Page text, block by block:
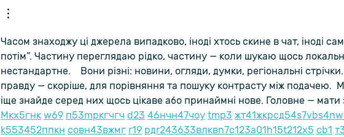
Часом знаходжу ці джерела випадково, іноді хтось скине в чат, іноді
потім”. Частину переглядаю рідко, частину — коли шукаю щось
нестандартне.    Вони різні: новини, огляди, думки, регіональні
правду — скоріше, для порівняння та пошуку контрасту між подачею.
іще знайде серед них щось цікаве або принаймні нове. Головне — мати
М кх5гнк w69 п53mpкгчгч d23 46нчн47чоу tmp3 жт41жкрсд54s7vbs4nw
k553452ппкн совн43вжмг r19 рдr243633влквn7c123a01 h15t212x5 cb1 т